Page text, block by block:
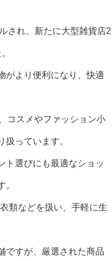
され、新たに大型雑貨店2
がより便利になり、快適
コスメやファッション小
っています。
ト選びにも最適なショッ
類などを扱い、手軽に生
ですが、厳選された商品